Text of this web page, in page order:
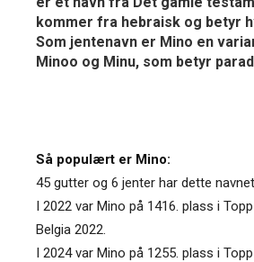
kommer fra hebraisk og betyr
Som jentenavn er Mino en
Minoo og Minu, som betyr
Så populært er Mino:
45 gutter og 6 jenter har dette navnet.
I 2022 var Mino på 1416. plass i
Belgia 2022.
I 2024 var Mino på 1255. plass i